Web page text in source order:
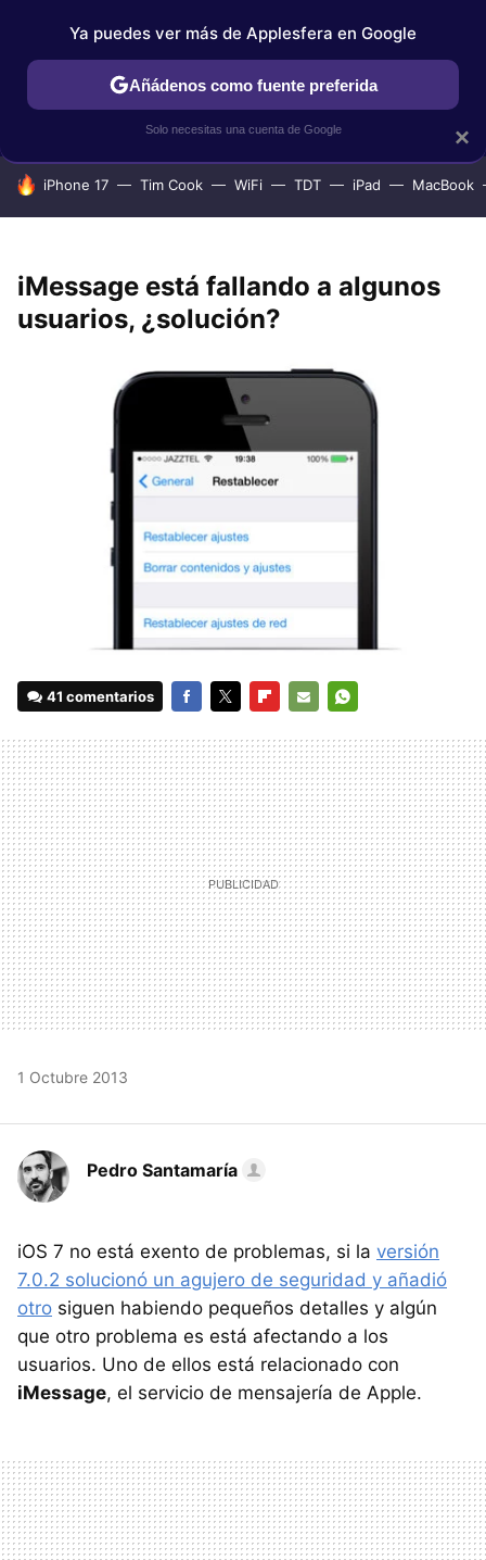
IPHONE TUTORIALES APPLESFERA SELECCIÓN
HOY SE HABLA DE
iPhone 17 Tim Cook WiFi TDT iPad MacBook
iMessage está fallando a algunos
usuarios, ¿solución?
41 comentarios
MAIL
1 Octubre 2013
Pedro Santamaría
iOS 7 no está exento de problemas, si la versión
7.0.2 solucionó un agujero de seguridad y añadió
otro siguen habiendo pequeños detalles y algún
que otro problema es está afectando a los
usuarios. Uno de ellos está relacionado con
iMessage, el servicio de mensajería de Apple.
×
Ya puedes ver más de Applesfera en Google
Añádenos como fuente preferida
Solo necesitas una cuenta de Google